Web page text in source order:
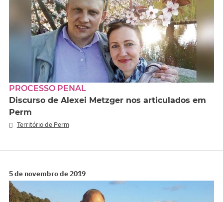
PROCESSO PENAL
Discurso de Alexei Metzger nos articulados em
Perm
Território de Perm
5 de novembro de 2019